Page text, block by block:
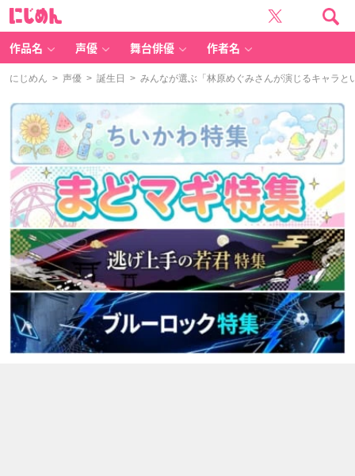
作品名 声優 舞台俳優 作者名
にじめん > 声優 > 誕生日 > みんなが選ぶ「林原めぐみさんが演じるキャラ